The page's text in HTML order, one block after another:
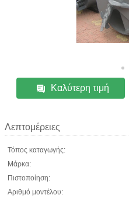
Καλύτερη τιμή
Λεπτομέρειες
Τόπος καταγωγής:
Μάρκα:
Πιστοποίηση:
Αριθμό μοντέλου: